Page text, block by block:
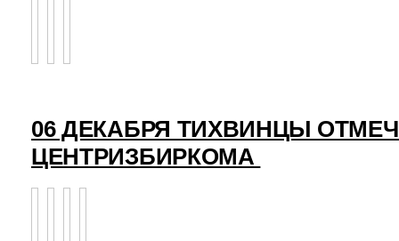
06 ДЕКАБРЯ ТИХВИНЦЫ
ЦЕНТРИЗБИРКОМА